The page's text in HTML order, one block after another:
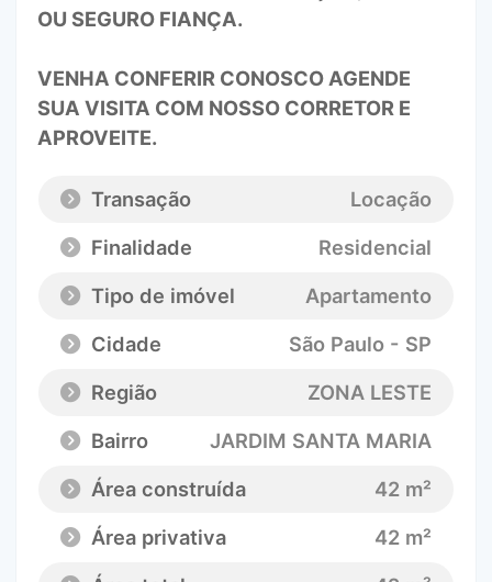
OU SEGURO FIANÇA.
VENHA CONFERIR CONOSCO AGENDE
SUA VISITA COM NOSSO CORRETOR E
APROVEITE.
Transação
Locação
Finalidade
Residencial
Tipo de imóvel
Apartamento
Cidade
São Paulo - SP
Região
ZONA LESTE
Bairro
JARDIM SANTA MARIA
Área construída
42 m²
Área privativa
42 m²